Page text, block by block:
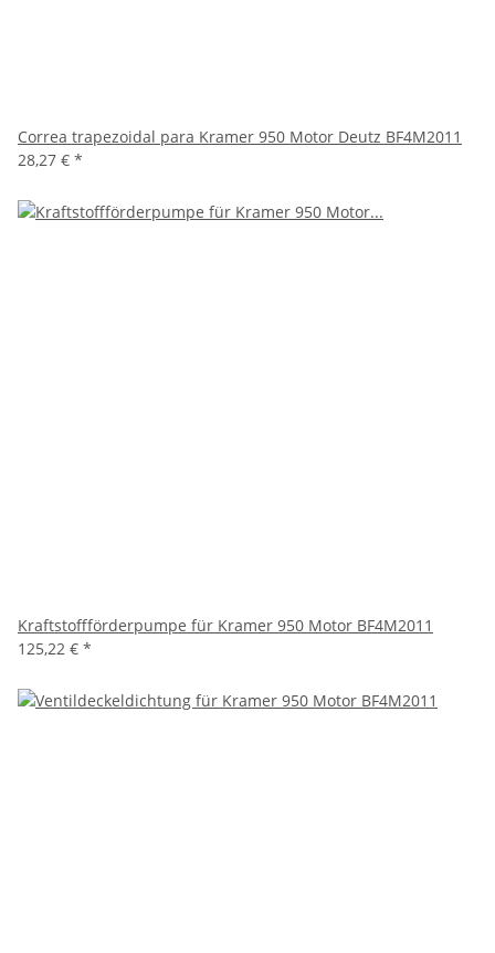
Correa trapezoidal para Kramer 950 Motor Deutz BF4M2011
28,27 € *
Kraftstoffförderpumpe für Kramer 950 Motor BF4M2011
125,22 € *